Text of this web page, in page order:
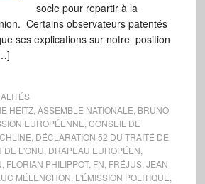
socle pour repartir à la
Certains observateurs patentés
ses explications sur notre position
HEITZ, ASSEMBLE NATIONALE BRUNO
EUROPÉENNE CONSEIL DE
DÉCLARATION 52 DU TRAITÉ DE
DE L'ONU DRAPEAU EUROPÉEN
FLORIAN PHILIPPOT, FN FRÉJUS, JEAN
MÉLENCHON L'ÉMISSION POLITIQUE